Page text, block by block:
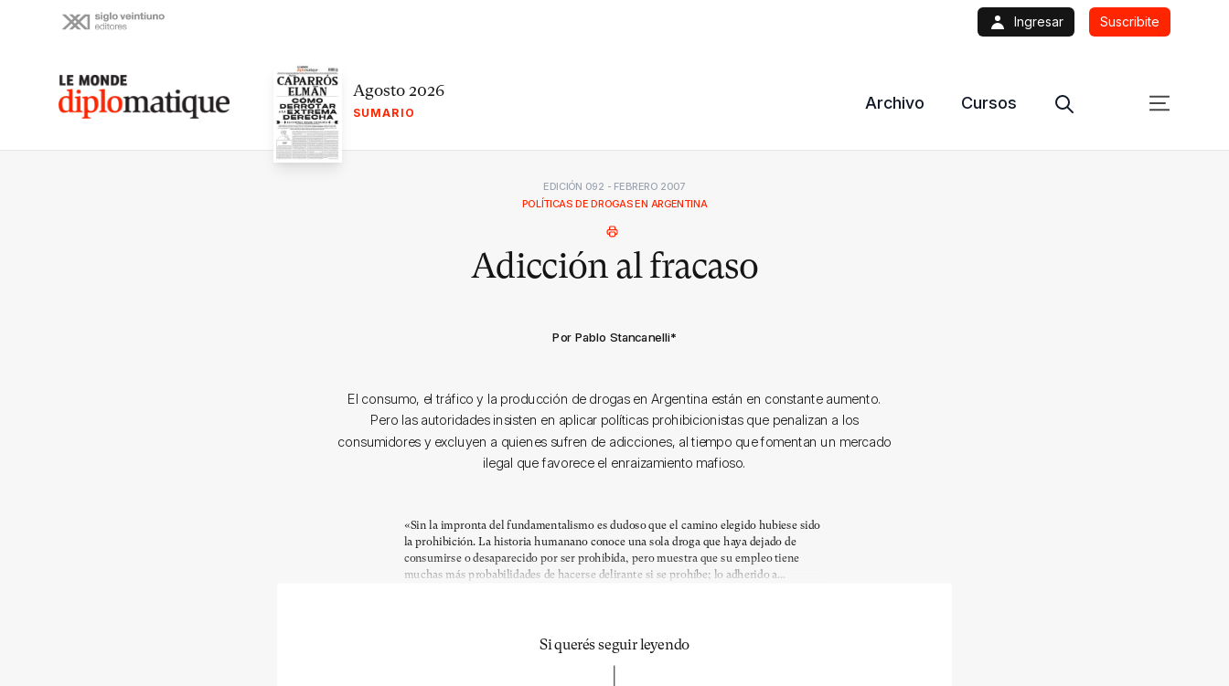
Ingresar Suscribite
Le monde diplomatique Agosto 2026
SUMARIO
Archivo Cursos
EDICIÓN 092 - FEBRERO 2007
POLÍTICAS DE DROGAS EN ARGENTINA
Adicción al fracaso
Por Pablo Stancanelli*
El consumo, el tráfico y la producción de drogas en Argentina están en constante aumento.
Pero las autoridades insisten en aplicar políticas prohibicionistas que penalizan a los
consumidores y excluyen a quienes sufren de adicciones, al tiempo que fomentan un mercado
ilegal que favorece el enraizamiento mafioso.
«Sin la impronta del fundamentalismo es dudoso que el camino elegido hubiese sido
la prohibición. La historia humanano conoce una sola droga que haya dejado de
consumirse o desaparecido por ser prohibida, pero muestra que su empleo tiene
muchas más probabilidades de hacerse delirante si se prohíbe; lo adherido a...
Si querés seguir leyendo